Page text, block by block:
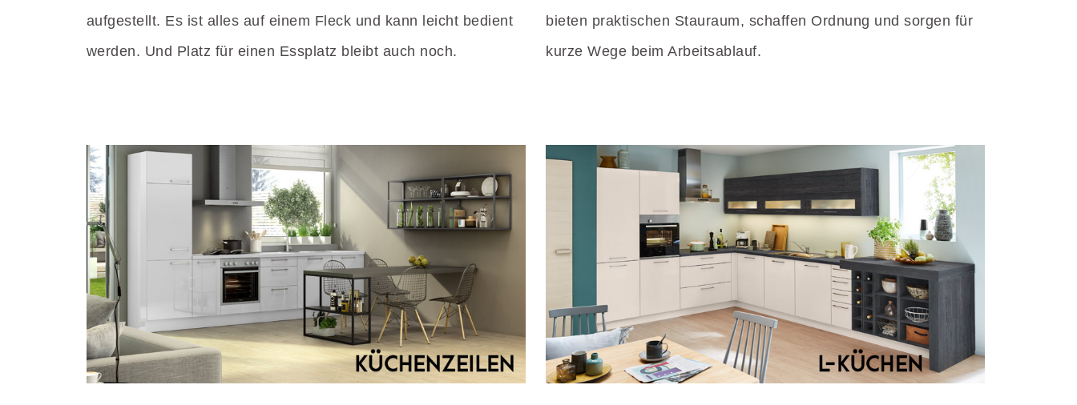
aufgestellt. Es ist alles auf einem Fleck und kann leicht bedient
werden. Und Platz für einen Essplatz bleibt auch noch.
bieten praktischen Stauraum, schaffen Ordnung und sorgen für
kurze Wege beim Arbeitsablauf.